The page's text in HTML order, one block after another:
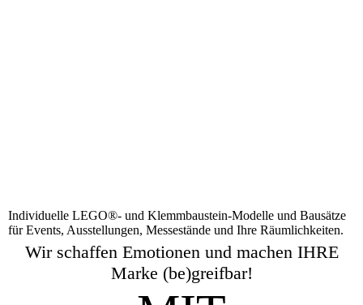
Individuelle LEGO®- und Klemmbaustein-Modelle und Bausätze
für Events, Ausstellungen, Messestände und Ihre Räumlichkeiten.
Wir schaffen Emotionen und machen IHRE
Marke (be)greifbar!